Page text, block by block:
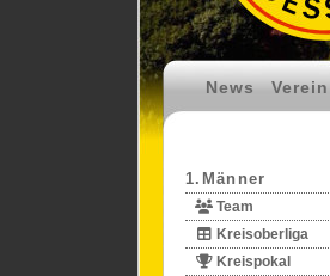
News Verein
1.Männer
Team
Kreisoberliga
Kreispokal